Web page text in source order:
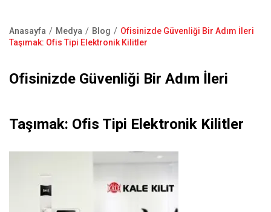
Kale Alarm
Garanti Kayıt Formu
Bize Ulaşın
Sayfa
Anasayfa Medya Blog
Ofisinizde Güvenliği Bir Adım İleri
Taşımak: Ofis Tipi Elektronik Kilitler
Ofisinizde Güvenliği Bir Adım İleri
Taşımak: Ofis Tipi Elektronik Kilitler